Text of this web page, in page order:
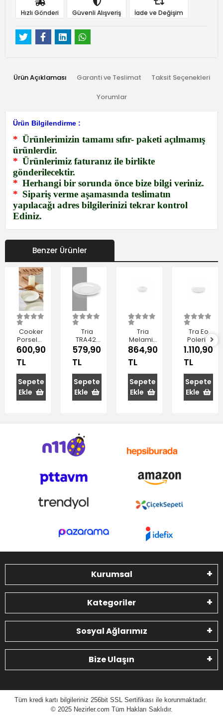
Hızlı Gönderi Güvenli Alışveriş İade ve Değişim
Ürün Açıklaması Garanti ve Teslimat Taksit Seçenekleri
Yorumlar
Ürün Bilgilendirme :
* Ürünlerimizin tamamı sıfır- paketi açılmamış
ürünlerdir.
* Ürünlerimiz faturanız ile birlikte
gönderilecektir.
* Herhangi bir sorunda önce bize bilgi veriniz.
* Sipariş verme aşamasında teslimatın
yapılacağı adres bilgilerinizi tekrar kontrol
Ediniz.
Benzer Ürünler
Cooker
Porselen
Yemek
Tabağı
20 cm
6'lı
600,90
TL
Sepete
Ekle
Tria
TRA421
Porelin
Düz
Tabak 17
Cm 6 Lı
579,90
TL
Sepete
Ekle
Tria
Melamin
Beyaz
Çukur
Tabak
20 cm
864,90
TL
Sepete
Ekle
Tra Eo
Polerin
21cm
Düz
Tabak
1.110,90
TL
Sepete
Ekle
Kurumsal
Kategoriler
Sosyal Ağlarımız
Bize Ulaşın
Tüm kredi kartı bilgileriniz 256bit SSL Sertifikası ile korunmaktadır.
© 2025 Nezirler.com Tüm Hakları Saklıdır.